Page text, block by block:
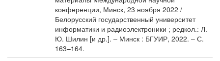
конференции, Минск, 23 ноября 2022 /
Белорусский государственный университет
информатики и радиоэлектроники ; редкол.: Л.
Ю. Шилин [и др.]. – Минск : БГУИР, 2022. – С.
163–164.